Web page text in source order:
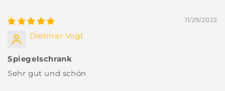
11/29/2022
Dietmar Vogt
Spiegelschrank
Sehr gut und schön